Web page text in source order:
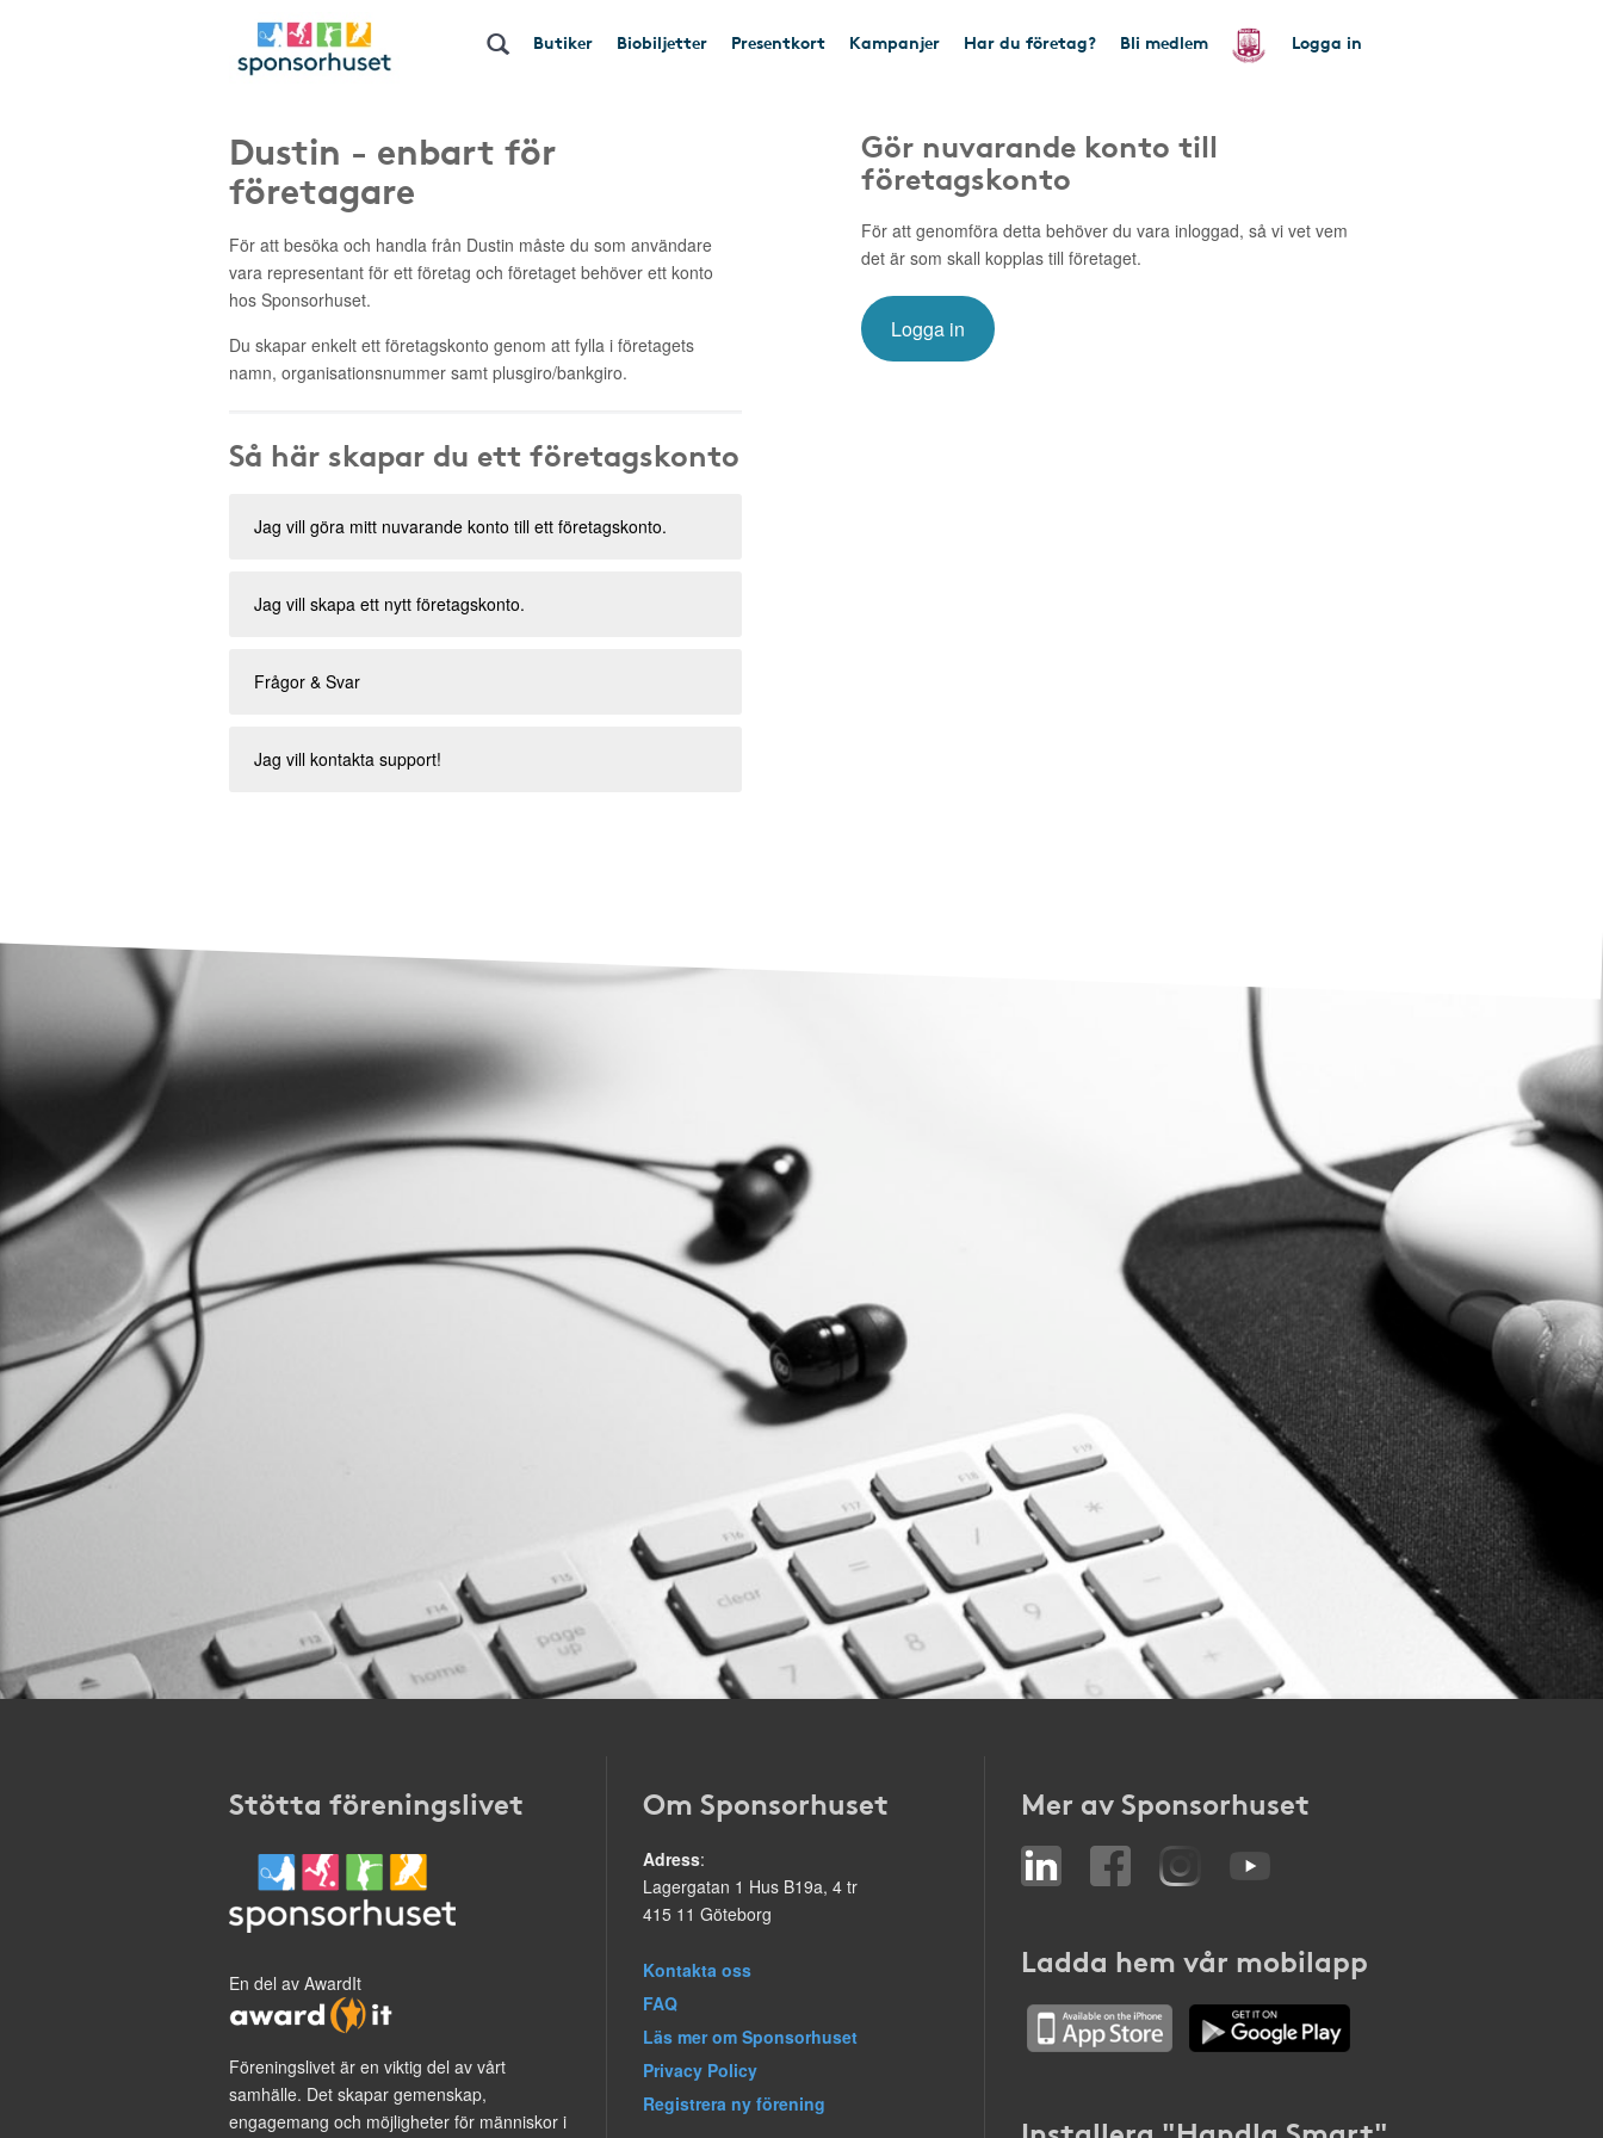
Butiker Biobiljetter Presentkort Kampanjer Har du företag? Bli medlem Logga in
Dustin - enbart för
företagare
För att besöka och handla från Dustin måste du som användare
vara representant för ett företag och företaget behöver ett konto
hos Sponsorhuset.
Du skapar enkelt ett företagskonto genom att fylla i företagets
namn, organisationsnummer samt plusgiro/bankgiro.
Så här skapar du ett företagskonto
Jag vill göra mitt nuvarande konto till ett företagskonto.
Jag vill skapa ett nytt företagskonto.
Frågor & Svar
Jag vill kontakta support!
Gör nuvarande konto till
företagskonto
För att genomföra detta behöver du vara inloggad, så vi vet vem
det är som skall kopplas till företaget.
Logga in
Stötta föreningslivet
En del av AwardIt
Föreningslivet är en viktig del av vårt
samhälle. Det skapar gemenskap,
engagemang och möjligheter för människor i
Om Sponsorhuset
Adress:
Lagergatan 1 Hus B19a, 4 tr
415 11 Göteborg
Kontakta oss
FAQ
Läs mer om Sponsorhuset
Privacy Policy
Registrera ny förening
Mer av Sponsorhuset
Ladda hem vår mobilapp